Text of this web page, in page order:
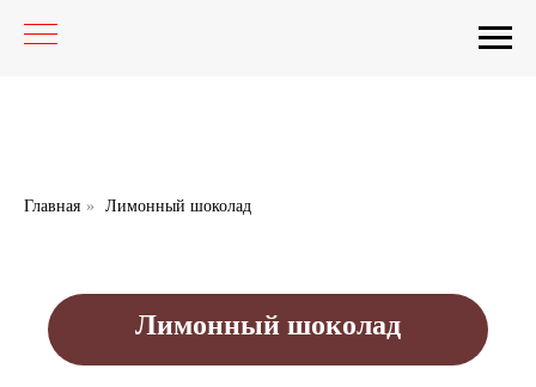
Главная » Лимонный шоколад
Лимонный шоколад